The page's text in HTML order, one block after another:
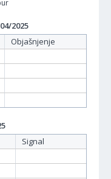
2025
Objašnjenje
Signal